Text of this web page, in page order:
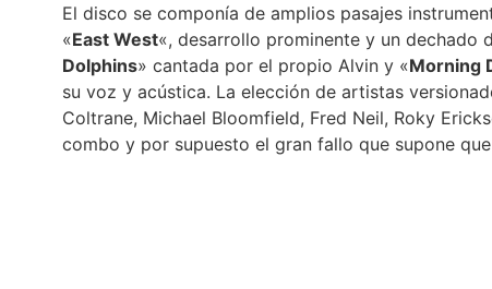
El disco se componía de amplios pasajes
«East West«, desarrollo prominente y un dechado
Dolphins» cantada por el propio Alvin y «Morning
su voz y acústica. La elección de artistas
Coltrane, Michael Bloomfield, Fred Neil, Roky
combo y por supuesto el gran fallo que supone